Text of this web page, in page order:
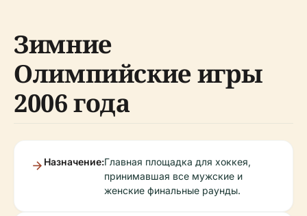
Зимние
Олимпийские игры
2006 года
Назначение:Главная площадка для хоккея,
принимавшая все мужские и
женские финальные раунды.